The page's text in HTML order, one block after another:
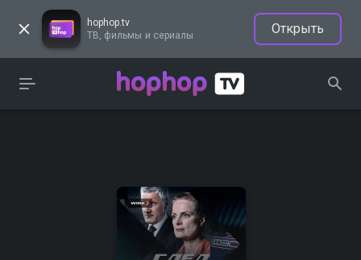
hophop.tv
ТВ, фильмы и сериалы
Открыть